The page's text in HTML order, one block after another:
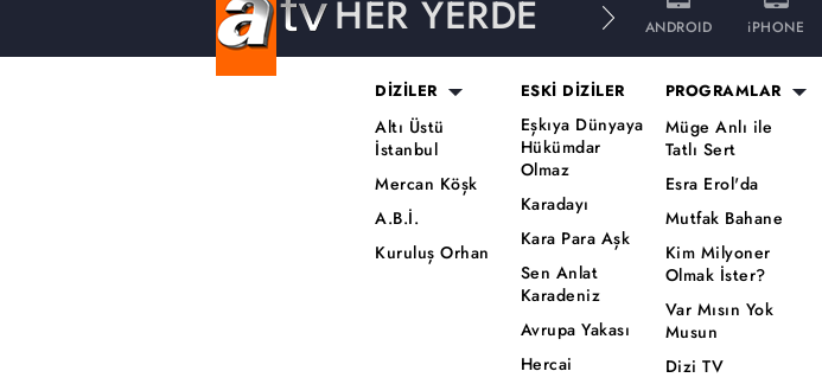
HER YERDE ANDROID iPHONE
DİZİLER
Altı Üstü
İstanbul
Mercan Köşk
A.B.İ.
Kuruluş Orhan
ESKİ DİZİLER
Eşkıya Dünyaya
Hükümdar
Olmaz
Karadayı
Kara Para Aşk
Sen Anlat
Karadeniz
Avrupa Yakası
Hercai
PROGRAMLAR
Müge Anlı ile
Tatlı Sert
Esra Erol'da
Mutfak Bahane
Kim Milyoner
Olmak İster?
Var Mısın Yok
Musun
Dizi TV